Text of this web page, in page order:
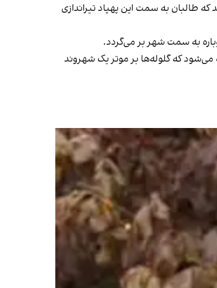
طالبان به سمت این پهپاد تیراندازی
به سمت شهر بر می‌گردد.
می‌شود که گلوله‌ها بر موتر یک شهروند